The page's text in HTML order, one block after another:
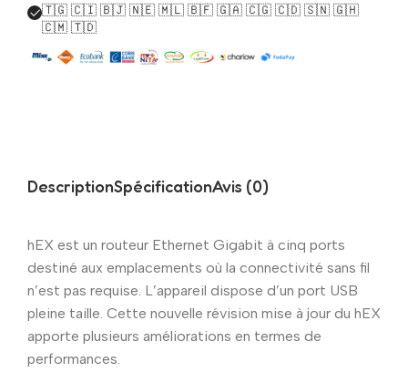
🇹🇬 🇨🇮 🇧🇯 🇳🇪 🇲🇱 🇧🇫 🇬🇦 🇨🇬 🇨🇩 🇸🇳 🇬🇭
🇨🇲 🇹🇩
DescriptionSpécificationAvis (0)
hEX est un routeur Ethernet Gigabit à cinq ports
destiné aux emplacements où la connectivité sans fil
n’est pas requise. L’appareil dispose d’un port USB
pleine taille. Cette nouvelle révision mise à jour du hEX
apporte plusieurs améliorations en termes de
performances.